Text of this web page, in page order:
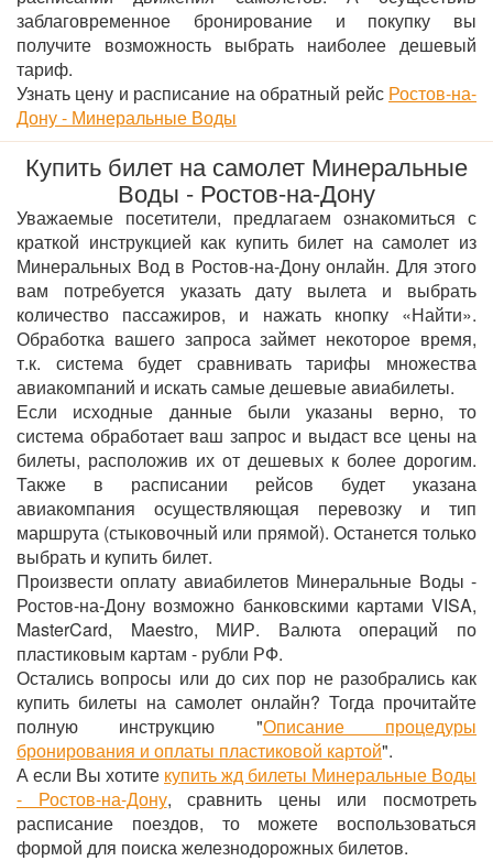
заблаговременное бронирование и покупку вы
получите возможность выбрать наиболее дешевый
тариф.
Узнать цену и расписание на обратный рейс Ростов-на-
Дону - Минеральные Воды
Купить билет на самолет Минеральные
Воды - Ростов-на-Дону
Уважаемые посетители, предлагаем ознакомиться с
краткой инструкцией как купить билет на самолет из
Минеральных Вод в Ростов-на-Дону онлайн. Для этого
вам потребуется указать дату вылета и выбрать
количество пассажиров, и нажать кнопку «Найти».
Обработка вашего запроса займет некоторое время,
т.к. система будет сравнивать тарифы множества
авиакомпаний и искать самые дешевые авиабилеты.
Если исходные данные были указаны верно, то
система обработает ваш запрос и выдаст все цены на
билеты, расположив их от дешевых к более дорогим.
Также в расписании рейсов будет указана
авиакомпания осуществляющая перевозку и тип
маршрута (стыковочный или прямой). Останется только
выбрать и купить билет.
Произвести оплату авиабилетов Минеральные Воды -
Ростов-на-Дону возможно банковскими картами VISA,
MasterCard, Maestro, МИР. Валюта операций по
пластиковым картам - рубли РФ.
Остались вопросы или до сих пор не разобрались как
купить билеты на самолет онлайн? Тогда прочитайте
полную инструкцию "Описание процедуры
бронирования и оплаты пластиковой картой".
А если Вы хотите купить жд билеты Минеральные Воды
- Ростов-на-Дону, сравнить цены или посмотреть
расписание поездов, то можете воспользоваться
формой для поиска железнодорожных билетов.